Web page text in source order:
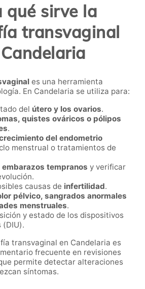
qué sirve la
transvaginal
es una herramienta
En Candelaria se utiliza para:
del útero y los ovarios.
quistes ováricos o pólipos
.
del endometrio
menstrual o tratamientos de
embarazos tempranos y verificar
causas de infertilidad.
pélvico, sangrados anormales
menstruales.
y estado de los dispositivos
transvaginal en Candelaria es
frecuente en revisiones
permite detectar alteraciones
síntomas.